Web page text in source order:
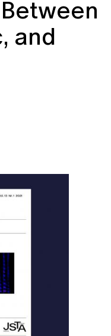
and